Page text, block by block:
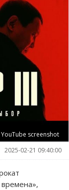
screenshot
2025-02-21 09:40:00